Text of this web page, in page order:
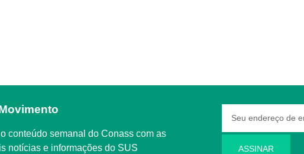
notícias e informações do SUS
ASSINAR